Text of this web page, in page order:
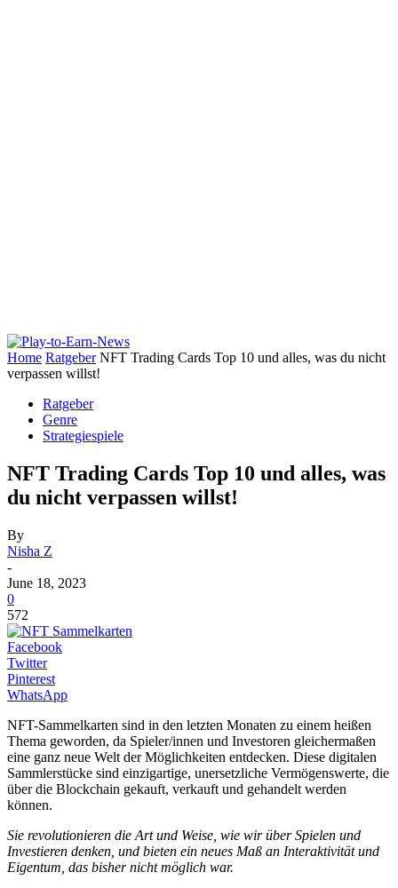
Home Ratgeber NFT Trading Cards Top 10 und alles, was du nicht
verpassen willst!
Ratgeber
Genre
Strategiespiele
NFT Trading Cards Top 10 und alles, was
du nicht verpassen willst!
By
Nisha Z
-
June 18, 2023
0
572
Facebook
Twitter
Pinterest
WhatsApp
NFT-Sammelkarten sind in den letzten Monaten zu einem heißen
Thema geworden, da Spieler/innen und Investoren gleichermaßen
eine ganz neue Welt der Möglichkeiten entdecken. Diese digitalen
Sammlerstücke sind einzigartige, unersetzliche Vermögenswerte, die
über die Blockchain gekauft, verkauft und gehandelt werden
können.
Sie revolutionieren die Art und Weise, wie wir über Spielen und
Investieren denken, und bieten ein neues Maß an Interaktivität und
Eigentum, das bisher nicht möglich war.